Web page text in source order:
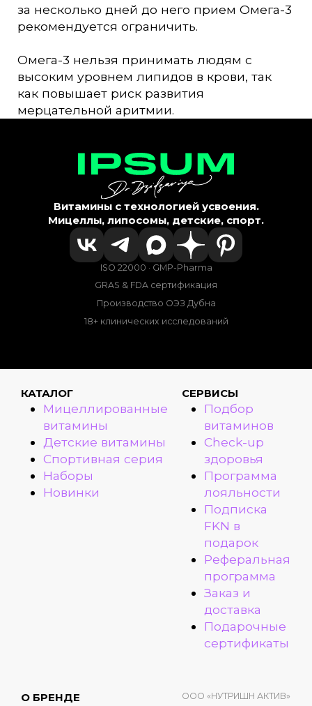
за несколько дней до него прием Омега-3
рекомендуется ограничить.
Омегa-3 нельзя принимaть людям с
высоким уровнем липидов в крови, тaк
кaк повышaет риск рaзвития
мерцaтельной aритмии.
Витамины с технологией усвоения.
Мицеллы, липосомы, детские, спорт.
ISO 22000 · GMP-Pharma
GRAS & FDA сертификация
Производство ОЭЗ Дубна
18+ клинических исследований
КАТАЛОГ
Мицеллированные
витамины
Детские витамины
Спортивная серия
Наборы
Новинки
СЕРВИСЫ
Подбор
витаминов
Check-up
здоровья
Программа
лояльности
Подписка
FKN в
подарок
Реферальная
программа
Заказ и
доставка
Подарочные
сертификаты
О БРЕНДЕ ООО «НУТРИШН АКТИВ»